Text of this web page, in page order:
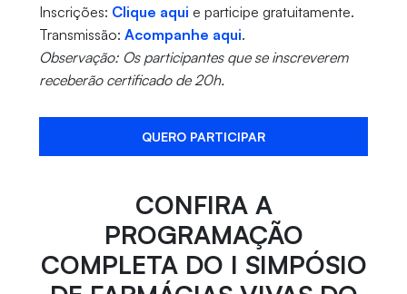
Inscrições: Clique aqui e participe gratuitamente.
Transmissão: Acompanhe aqui.
Observação: Os participantes que se inscreverem
receberão certificado de 20h.
QUERO PARTICIPAR
CONFIRA A
PROGRAMAÇÃO
COMPLETA DO I SIMPÓSIO